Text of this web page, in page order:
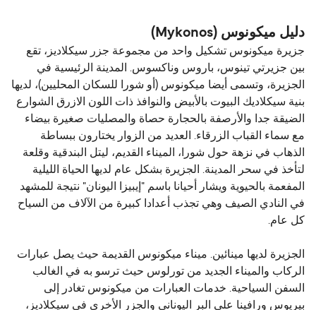
دليل ميكونوس (Mykonos)
جزيرة ميكونوس تشكيل واحد من مجموعة جزر سيكلاديز، تقع
بين جزيرتي تينوس، باروس وناكسوس. المدينة الرئيسية في
الجزيرة، وتسمى أيضا ميكونوس (أو شورا للسكان المحليين)، لديها
بنية سيكلاديك البيوت بالأبيض والنوافذ ذات اللون الازرق الشوارع
الضيقة جدا والأرصفة بالحجارة حصاة والمصليات صغيرة بيضاء
مع سماء القباب الزرقاء. العديد من الزوار يختارون ببساطة
الذهاب في نزهة حول شورا، الميناء القديم، ليتل البندقية وقلعة
لتأخذ في سحر المدينة. الجزيرة بشكل عام لديها الحياة الليلية
المفعمة بالحيوية ويشار أحيانا باسم "إيبيزا اليونان" نتيجة للمشهد
في النادي الصيف وهي تجذب أعدادا كبيرة من الآلاف من السياح
كل عام.
الجزيرة لديها مينائين. ميناء ميكونوس القديمة حيث يصل عبارات
الركاب والميناء الجديد من تورلوس حيث ترسو به في الغالب
السفن السياحية. خدمات العبارات من ميكونوس تغادر إلى
بيريوس ورافينا على البر اليوناني والجزر الأخرى في سيكلاديز،